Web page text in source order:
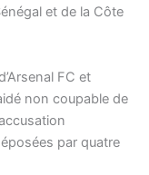
et de la Côte
FC et
non coupable de
par quatre